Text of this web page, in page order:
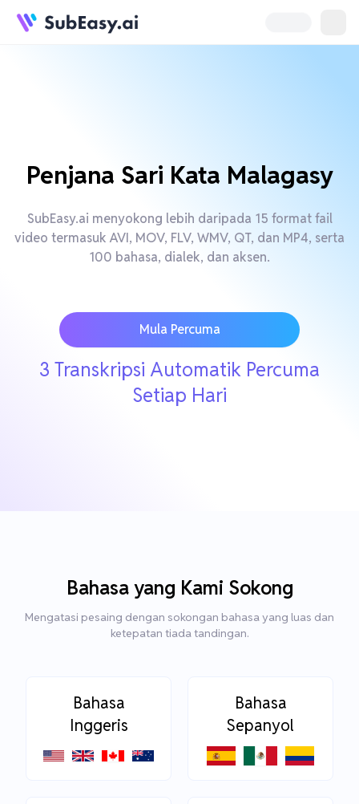
Penjana Sari Kata Malagasy
SubEasy.ai menyokong lebih daripada 15 format fail
video termasuk AVI, MOV, FLV, WMV, QT, dan MP4, serta
100 bahasa, dialek, dan aksen.
Mula Percuma
3 Transkripsi Automatik Percuma
Setiap Hari
Bahasa yang Kami Sokong
Mengatasi pesaing dengan sokongan bahasa yang luas dan
ketepatan tiada tandingan.
Bahasa
Inggeris
Bahasa
Sepanyol